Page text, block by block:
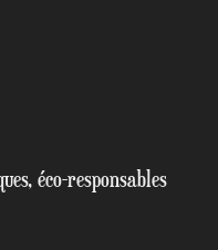
éco-responsables